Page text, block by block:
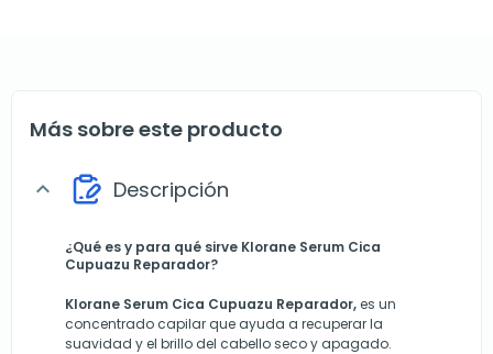
Más sobre este producto
expand_more Descripción
¿Qué es y para qué sirve Klorane Serum Cica
Cupuazu Reparador?
Klorane Serum Cica Cupuazu Reparador,es un
concentrado capilar que ayuda a recuperar la
suavidad y el brillo del cabello seco y apagado.